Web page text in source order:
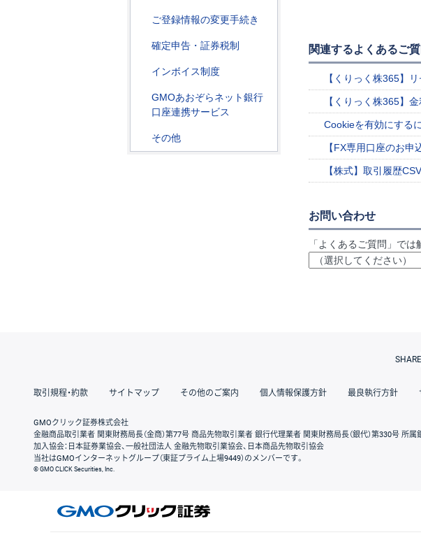
ご登録情報の変更手続き
確定申告・証券税制
インボイス制度
GMOあおぞらネット銀行
口座連携サービス
その他
関連するよくあるご
【くりっく株365】
【くりっく株365】
Cookieを有効にする
【FX専用口座のお
【株式】取引履歴
お問い合わせ
「よくあるご質問」で
SHARE
取引規程・約款 サイトマップ その他のご案内 個人情報保護方針 最良執行方針
GMOクリック証券株式会社
金融商品取引業者 関東財務局長（金商）第77号 商品先物取引業者 銀行代理業者 関東財務局長（銀代）第330号 所
加入協会：日本証券業協会、一般社団法人 金融先物取引業協会、日本商品先物取引協会
当社はGMOインターネットグループ（東証プライム上場9449）のメンバーです。
© GMO CLICK Securities, Inc.